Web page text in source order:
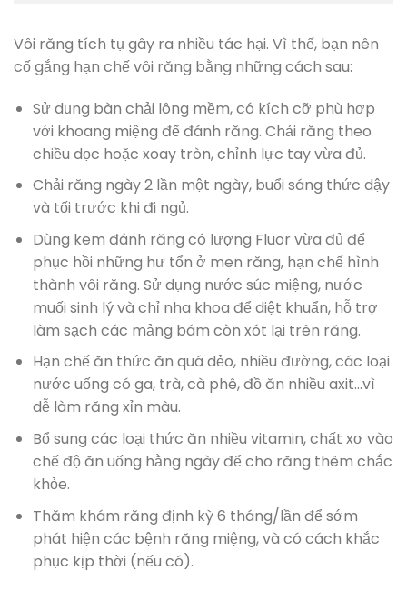
Vôi răng tích tụ gây ra nhiều tác hại. Vì thế, bạn nên
cố gắng hạn chế vôi răng bằng những cách sau:
Sử dụng bàn chải lông mềm, có kích cỡ phù hợp
với khoang miệng để đánh răng. Chải răng theo
chiều dọc hoặc xoay tròn, chỉnh lực tay vừa đủ.
Chải răng ngày 2 lần một ngày, buổi sáng thức dậy
và tối trước khi đi ngủ.
Dùng kem đánh răng có lượng Fluor vừa đủ để
phục hồi những hư tổn ở men răng, hạn chế hình
thành vôi răng. Sử dụng nước súc miệng, nước
muối sinh lý và chỉ nha khoa để diệt khuẩn, hỗ trợ
làm sạch các mảng bám còn xót lại trên răng.
Hạn chế ăn thức ăn quá dẻo, nhiều đường, các loại
nước uống có ga, trà, cà phê, đồ ăn nhiều axit…vì
dễ làm răng xỉn màu.
Bổ sung các loại thức ăn nhiều vitamin, chất xơ vào
chế độ ăn uống hằng ngày để cho răng thêm chắc
khỏe.
Thăm khám răng định kỳ 6 tháng/lần để sớm
phát hiện các bệnh răng miệng, và có cách khắc
phục kịp thời (nếu có).